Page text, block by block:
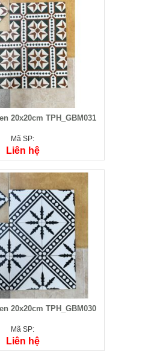
20x20cm TPH_GBM031
Mã SP:
Liên hệ
20x20cm TPH_GBM030
Mã SP:
Liên hệ